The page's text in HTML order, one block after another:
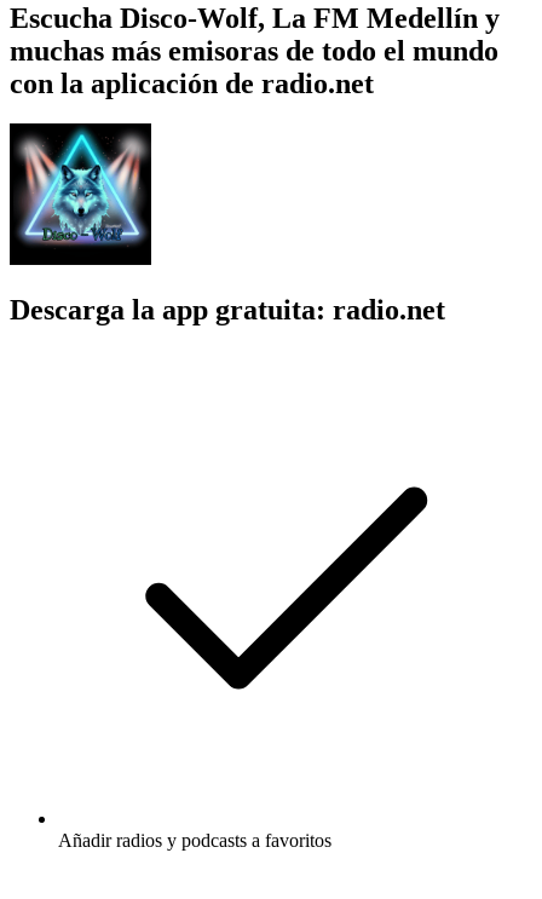
Escucha Disco-Wolf, La FM Medellín y
muchas más emisoras de todo el mundo
con la aplicación de radio.net
Descarga la app gratuita: radio.net
Añadir radios y podcasts a favoritos